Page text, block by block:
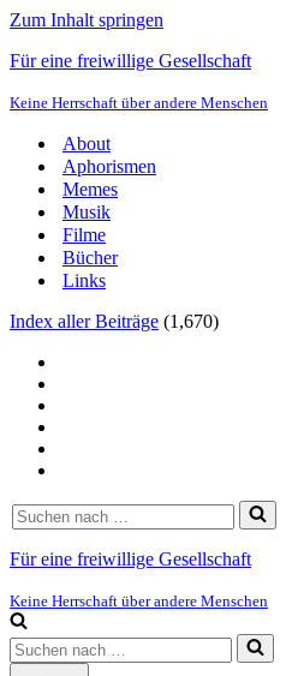
Zum Inhalt springen
Für eine freiwillige Gesellschaft
Keine Herrschaft über andere Menschen
About
Aphorismen
Memes
Musik
Filme
Bücher
Links
Index aller Beiträge (1,670)
Suchen
nach …
Für eine freiwillige Gesellschaft
Keine Herrschaft über andere Menschen
Suchen
nach …